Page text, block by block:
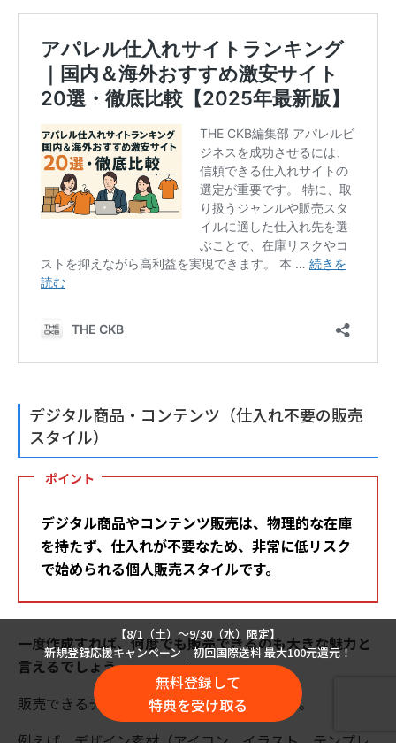
デジタル商品・コンテンツ（仕入れ不要の販売
スタイル）
ポイント
デジタル商品やコンテンツ販売は、物理的な在庫
を持たず、仕入れが不要なため、非常に低リスク
で始められる個人販売スタイルです。
一度作成すれば、何度でも販売できるのも大きな魅力と
言えるでしょう。
販売できるデジタル商品は多岐にわたります。
【8/1（土）〜9/30（水）限定】
新規登録応援キャンペーン｜初回国際送料 最大100元還元！
無料登録して
特典を受け取る